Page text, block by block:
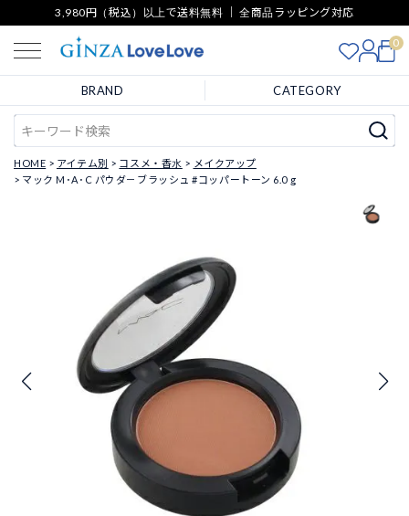
3,980円（税込）以上で送料無料 ｜ 全商品ラッピング対応
0
BRAND CATEGORY
HOME アイテム別 コスメ・香水
メイクアップ
マック M･A･C パウダ－ブラッシュ #コッパートーン 6.0 g